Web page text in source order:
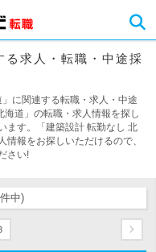
求人・転職・中途採
に関連する転職・求人・中途
道」の転職・求人情報を探し
ます。「建築設計 転勤なし 北
報をお探しいただけるので、
さい!
中)